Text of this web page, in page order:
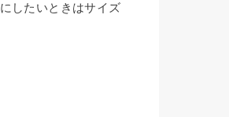
したいときはサイズ